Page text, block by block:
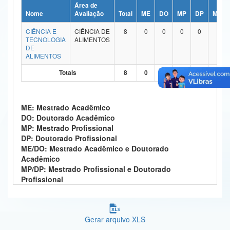
Ministério da Ciência, Tecnologia, Inovações e Comunicações
Ministério do Meio Ambiente
Ministério do Turismo
Ministério do Desenvolvimento Regional
Ministério da Mulher, da Família e dos Direitos Humanos
Secretaria-Geral
Secretaria de Governo
Gabinete de Segurança Institucional
Nome
Área de
Avaliação
Total ME DO MP DP
ME/
CIÊNCIA E
TECNOLOGIA
DE
ALIMENTOS
CIÊNCIA DE
ALIMENTOS
8 0 0 0 0
Totais 8 0 0 0 0 7
ME: Mestrado Acadêmico
DO: Doutorado Acadêmico
MP: Mestrado Profissional
DP: Doutorado Profissional
ME/DO: Mestrado Acadêmico e Doutorado
Acadêmico
MP/DP: Mestrado Profissional e Doutorado
Profissional
Gerar arquivo XLS